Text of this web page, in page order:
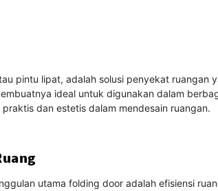
pintu lipat, adalah solusi penyekat
ideal untuk digunakan dalam
dan estetis dalam mendesain ruangan.
utama folding door adalah efisiensi